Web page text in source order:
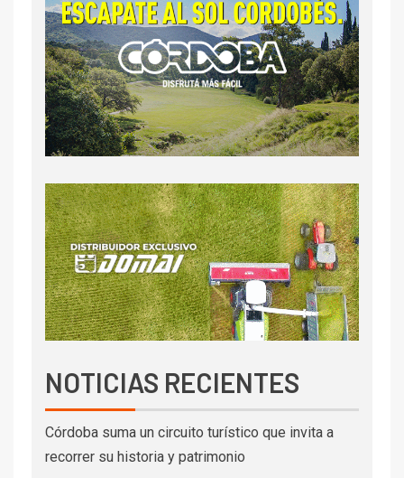
NOTICIAS RECIENTES
Córdoba suma un circuito turístico que invita a
recorrer su historia y patrimonio